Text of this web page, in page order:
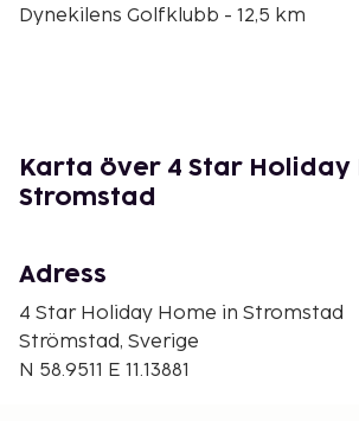
Dynekilens Golfklubb - 12,5 km
Bergsmarkstranda - 38,3 km
Singløysand - 51,6 km
Sverige (THN-Vanersborg) - 129,6 km
Avgiftsfri parkering erbjuds på plats.
Karta över 4 Star Holiday
Stromstad
Adress
4 Star Holiday Home in Stromstad
Strömstad, Sverige
N 58.9511 E 11.13881